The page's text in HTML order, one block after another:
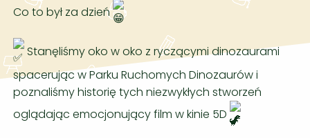
Co to był za dzień
Stanęliśmy oko w oko z ryczącymi dinozaurami
spacerując w Parku Ruchomych Dinozaurów i
poznaliśmy historię tych niezwykłych stworzeń
oglądając emocjonujący film w kinie 5D